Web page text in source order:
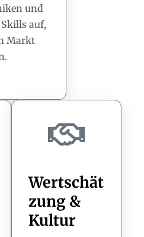
und
auf,
Markt
Wertschät
zung &
Kultur